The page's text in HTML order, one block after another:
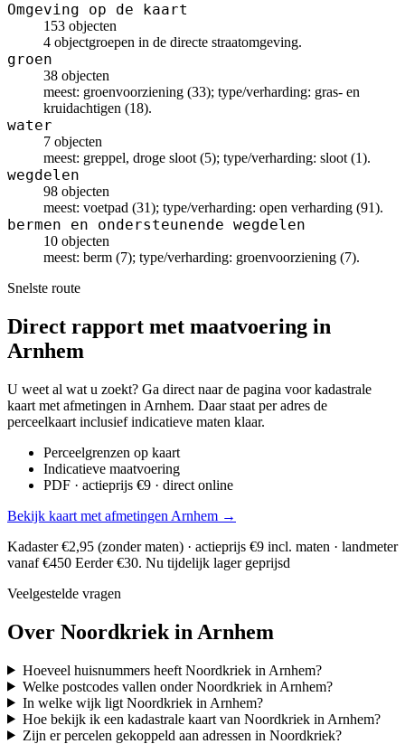
Omgeving op de kaart
153 objecten
4 objectgroepen in de directe straatomgeving.
groen
38 objecten
meest: groenvoorziening (33); type/verharding: gras- en
kruidachtigen (18).
water
7 objecten
meest: greppel, droge sloot (5); type/verharding: sloot (1).
wegdelen
98 objecten
meest: voetpad (31); type/verharding: open verharding (91).
bermen en ondersteunende wegdelen
10 objecten
meest: berm (7); type/verharding: groenvoorziening (7).
Snelste route
Direct rapport met maatvoering in
Arnhem
U weet al wat u zoekt? Ga direct naar de pagina voor kadastrale
kaart met afmetingen in Arnhem. Daar staat per adres de
perceelkaart inclusief indicatieve maten klaar.
Perceelgrenzen op kaart
Indicatieve maatvoering
PDF · actieprijs €9 · direct online
Bekijk kaart met afmetingen Arnhem →
Kadaster €2,95 (zonder maten) · actieprijs €9 incl. maten · landmeter
vanaf €450 Eerder €30. Nu tijdelijk lager geprijsd
Veelgestelde vragen
Over Noordkriek in Arnhem
Hoeveel huisnummers heeft Noordkriek in Arnhem?
Welke postcodes vallen onder Noordkriek in Arnhem?
In welke wijk ligt Noordkriek in Arnhem?
Hoe bekijk ik een kadastrale kaart van Noordkriek in Arnhem?
Zijn er percelen gekoppeld aan adressen in Noordkriek?